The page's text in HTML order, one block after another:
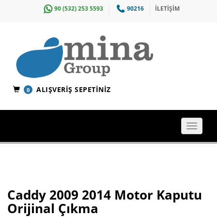
90 (532) 253 5593 90216 İLETİŞİM
0 ALIŞVERIŞ SEPETINIZ
Toggle
Caddy 2009 2014 Motor Kaputu
Orijinal Çıkma